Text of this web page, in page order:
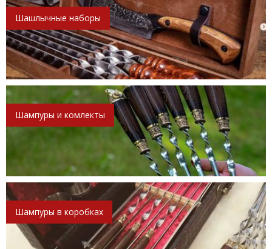
Шашлычные наборы
Шампуры и комлекты
Шампуры в коробках